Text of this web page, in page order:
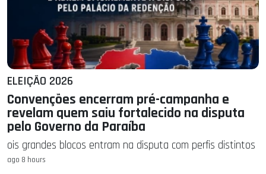
ELEIÇÃO 2026
Convenções encerram pré-campanha e
revelam quem saiu fortalecido na disputa
pelo Governo da Paraíba
ois grandes blocos entram na disputa com perfis distintos
ago 8 hours